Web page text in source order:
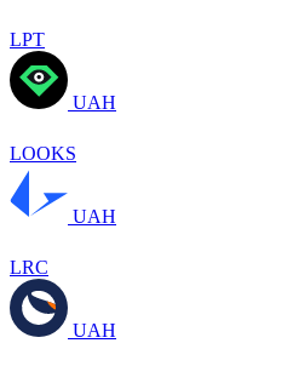
LPT
UAH
LOOKS
UAH
LRC
UAH